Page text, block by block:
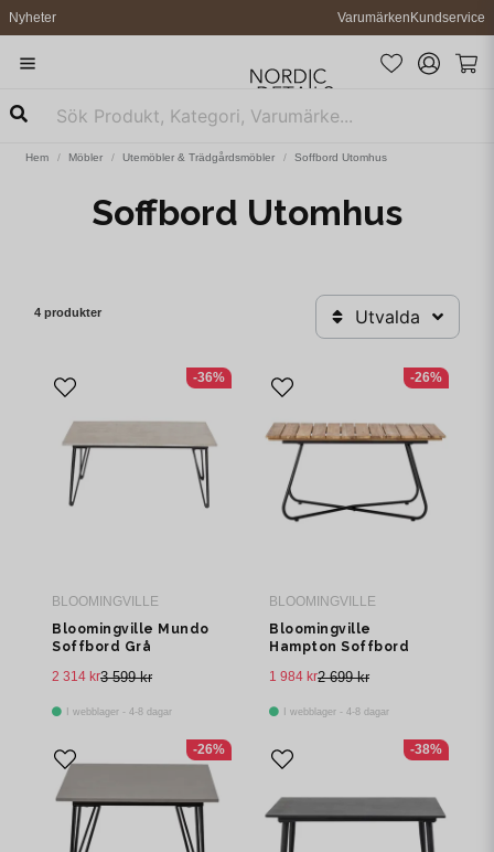
Nyheter VarumärkenKundservice
Hem Möbler Utemöbler & Trädgårdsmöbler Soffbord Utomhus
Soffbord Utomhus
4 produkter Utvalda
BLOOMINGVILLE
Bloomingville Mundo
Soffbord Grå
3 599 kr
2 314 kr
I webblager - 4-8 dagar
-36%
BLOOMINGVILLE
Bloomingville
Hampton Soffbord
2 699 kr
1 984 kr
I webblager - 4-8 dagar
-26%
-26% -38%